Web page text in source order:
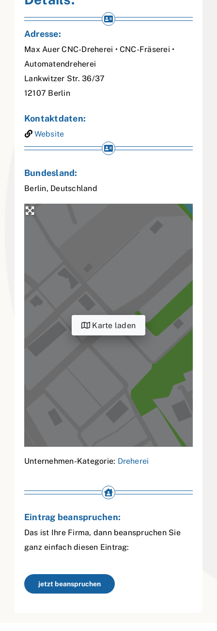
Adresse:
Max Auer CNC-Dreherei • CNC-Fräserei •
Automatendreherei
Lankwitzer Str. 36/37
12107 Berlin
Kontaktdaten:
Website
Bundesland:
Berlin, Deutschland
Karte laden
Unternehmen-Kategorie: Dreherei
Eintrag beanspruchen:
Das ist Ihre Firma, dann beanspruchen Sie
ganz einfach diesen Eintrag:
jetzt beanspruchen